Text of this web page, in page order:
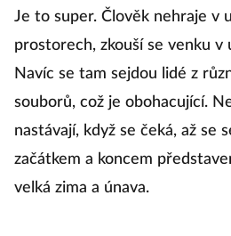
Je to super. Člověk nehraje v
prostorech, zkouší se venku v
Navíc se tam sejdou lidé z
souborů, což je obohacující.
nastávají, když se čeká, až se
začátkem a koncem
velká zima a únava.